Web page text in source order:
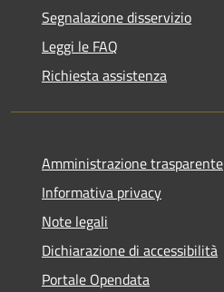
Segnalazione disservizio
Leggi le FAQ
Richiesta assistenza
Amministrazione trasparente
Informativa privacy
Note legali
Dichiarazione di accessibilità
Portale Opendata